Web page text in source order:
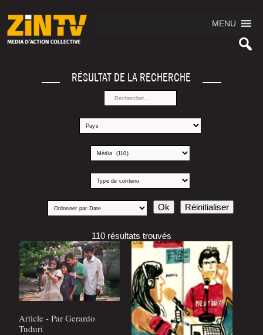
MENU
RÉSULTAT DE LA RECHERCHE
110 résultats trouvés
Article - Par Gerar­do
Tuduri